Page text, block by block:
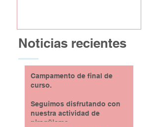
Noticias recientes
Campamento de final de
curso.
Seguimos disfrutando con
nuestra actividad de
piragüismo